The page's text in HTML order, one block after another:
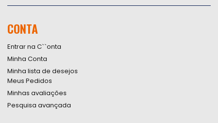
Newsletter:
CONTA
Entrar na C``onta
Minha Conta
Minha lista de desejos
Meus Pedidos
Minhas avaliações
Pesquisa avançada